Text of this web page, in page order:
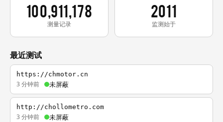
100,911,178
测量记录
2011
监测始于
最近测试
https://chmotor.cn
3 分钟前 未屏蔽
http://chollometro.com
3 分钟前 未屏蔽